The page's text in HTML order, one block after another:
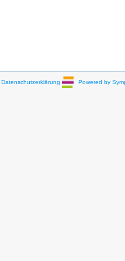
Datenschutzerklärung Powered by